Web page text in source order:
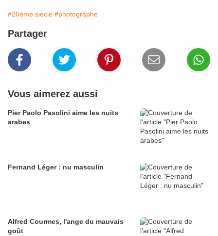
#20ème siècle #photographe
Partager
Vous aimerez aussi
Pier Paolo Pasolini aime les nuits
arabes
Fernand Léger : nu masculin
Alfred Courmes, l'ange du mauvais
goût